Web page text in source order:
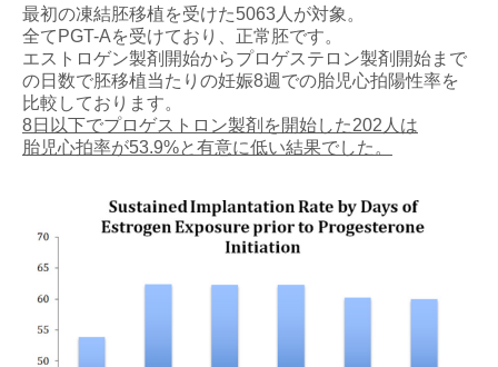
最初の凍結胚移植を受けた5063人が対象。
全てPGT-Aを受けており、正常胚です。
エストロゲン製剤開始からプロゲステロン製剤開始まで
の日数で胚移植当たりの妊娠8週での胎児心拍陽性率を
比較しております。
8日以下でプロゲストロン製剤を開始した202人は
胎児心拍率が53.9%と有意に低い結果でした。